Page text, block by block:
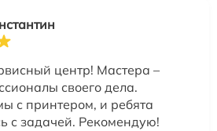
центр! Мастера –
своего дела.
с принтером, и ребята
с задачей. Рекомендую!